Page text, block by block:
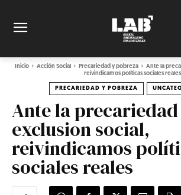
Inicio Acción Social Precariedad y pobreza
Ante la
reivindicamos políticas sociales reales
PRECARIEDAD Y POBREZA
Ante la
exclusion social,
reivindicamos
sociales reales